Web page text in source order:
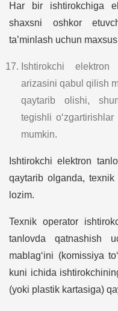
Har bir ishtirokchiga
shaxsni oshkor
ta’minlash uchun
Ishtirokchi elektron
arizasini qabul qilish
qaytarib olishi,
tegishli
mumkin.
Ishtirokchi elektron
qaytarib olganda,
lozim.
Texnik operator
tanlovda qatnashish
mablag‘ini (komissiya
kuni ichida
(yoki plastik kartasiga)